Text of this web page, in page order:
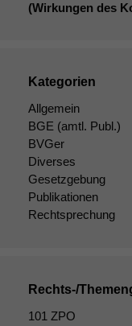
(Wirkungen des
Kategorien
Allgemein
BGE (amtl. Publ.)
BVGer
Diverses
Gesetzgebung
Publikationen
Rechtsprechung
Rechts-/
101 ZPO